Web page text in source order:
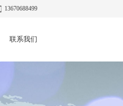
13670688499
联系我们